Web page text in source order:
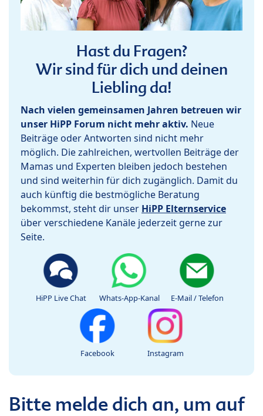
Hast du Fragen?
Wir sind für dich und deinen
Liebling da!
Nach vielen gemeinsamen Jahren betreuen wir
unser HiPP Forum nicht mehr aktiv. Neue
Beiträge oder Antworten sind nicht mehr
möglich. Die zahlreichen, wertvollen Beiträge der
Mamas und Experten bleiben jedoch bestehen
und sind weiterhin für dich zugänglich. Damit du
auch künftig die bestmögliche Beratung
bekommst, steht dir unser HiPP Elternservice
über verschiedene Kanäle jederzeit gerne zur
Seite.
HiPP Live Chat Whats-App-Kanal E-Mail / Telefon
Facebook Instagram
Bitte melde dich an, um auf